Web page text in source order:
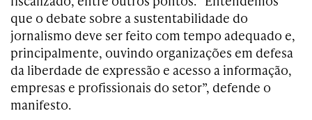
que o debate sobre a sustentabilidade do
jornalismo deve ser feito com tempo adequado e,
principalmente, ouvindo organizações em defesa
da liberdade de expressão e acesso a informação,
empresas e profissionais do setor”, defende o
manifesto.